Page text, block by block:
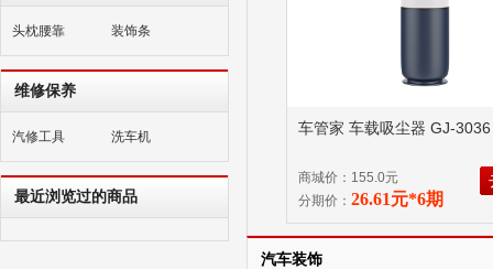
头枕腰靠 装饰条
维修保养
汽修工具 洗车机
最近浏览过的商品
车管家 车载吸尘器 GJ-
商城价：155.0元
分期价： 26.61元*6期
汽车装饰